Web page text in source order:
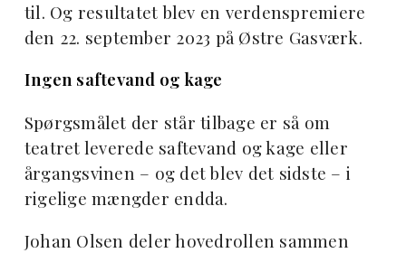
til. Og resultatet blev en verdenspremiere
den 22. september 2023 på Østre Gasværk.
Ingen saftevand og kage
Spørgsmålet der står tilbage er så om
teatret leverede saftevand og kage eller
årgangsvinen – og det blev det sidste – i
rigelige mængder endda.
Johan Olsen deler hovedrollen sammen